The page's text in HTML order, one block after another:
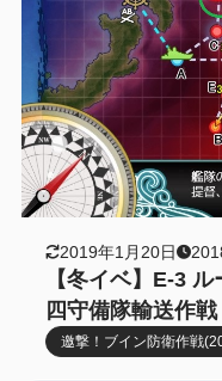
2019年1月20日
【冬イベ】E-3
四守備隊輸送作
邀撃！ブイン防衛作戦